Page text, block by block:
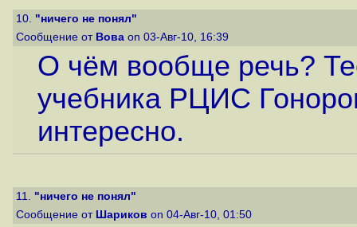
10. "ничего не понял"
Сообщение от Вова on 03-Авг-10, 16:39
О чём вообще речь?
учебника РЦИС
интересно.
11. "ничего не понял"
Сообщение от Шариков on 04-Авг-10, 01:50